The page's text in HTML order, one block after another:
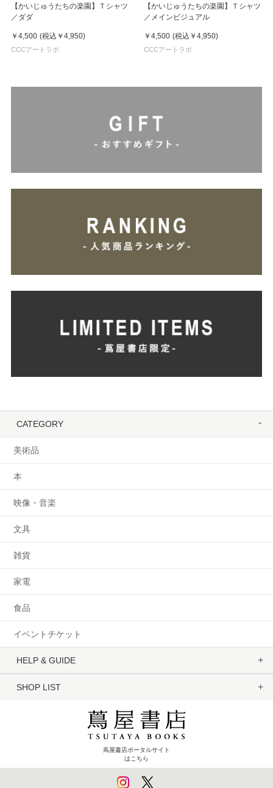
【かいじゅうたちの楽園】Ｔシャツ
／ダダ
￥4,500 (税込 ￥4,950)
CCCアートラボ
【かいじゅうたちの楽園】Ｔシャツ
／メインビジュアル
￥4,500 (税込 ￥4,950)
CCCアートラボ
CATEGORY
美術品
本
映像・音楽
文具
雑貨
家電
食品
イベントチケット
HELP & GUIDE
SHOP LIST
蔦屋書店ポータルサイト
はこちら